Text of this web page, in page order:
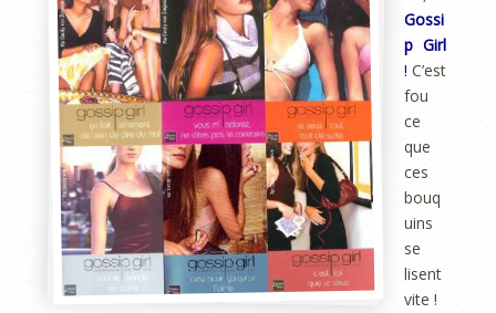
Gossi
p Girl
! C’est
fou
ce
que
ces
bouq
uins
se
lisent
vite !